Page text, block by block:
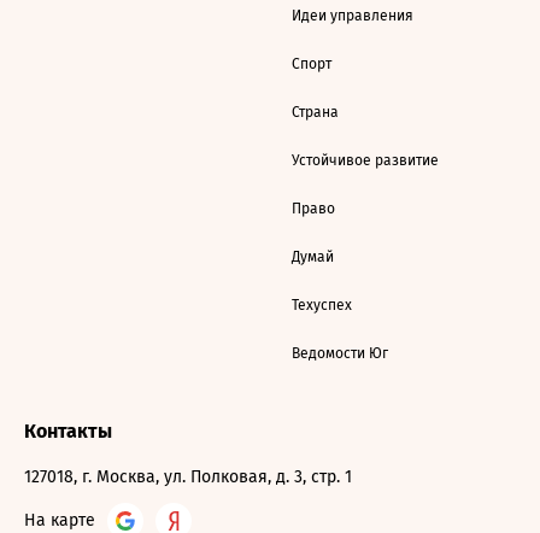
Идеи управления
Спорт
Страна
Устойчивое развитие
Право
Думай
Техуспех
Ведомости Юг
Контакты
127018, г. Москва, ул. Полковая, д. 3, стр. 1
На карте